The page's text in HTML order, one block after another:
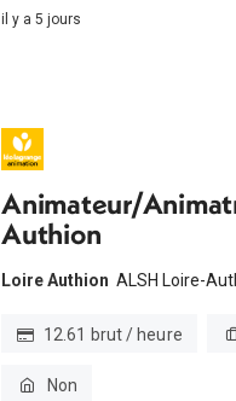
il y a 5 jours
Animateur/
Authion
Loire Authion ALSH Loire-
12.61 brut / heure
Non